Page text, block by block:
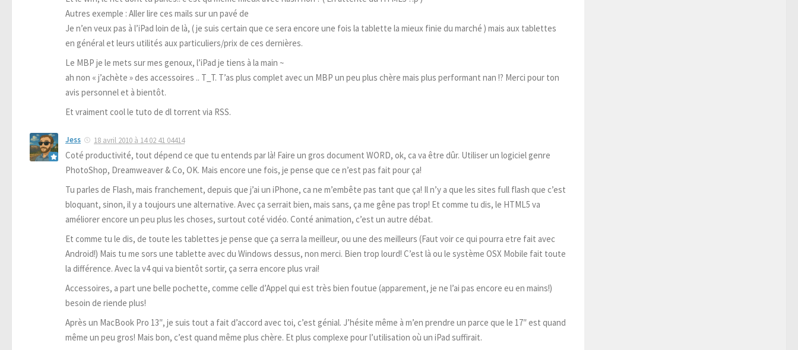
Autres exemple : Aller lire ces mails sur un pavé de
Je n’en veux pas à l’iPad loin de là, ( je suis certain que ce sera encore une fois la tablette la mieux finie du marché ) mais aux tablettes
en général et leurs utilités aux particuliers/prix de ces dernières.
Le MBP je le mets sur mes genoux, l’iPad je tiens à la main ~
ah non « j’achète » des accessoires .. T_T. T’as plus complet avec un MBP un peu plus chère mais plus performant nan !? Merci pour ton
avis personnel et à bientôt.
Et vraiment cool le tuto de dl torrent via RSS.
Jess 18 avril 2010 à 14 02 41 04414
Coté productivité, tout dépend ce que tu entends par là! Faire un gros document WORD, ok, ca va être dûr. Utiliser un logiciel genre
PhotoShop, Dreamweaver & Co, OK. Mais encore une fois, je pense que ce n’est pas fait pour ça!
Tu parles de Flash, mais franchement, depuis que j’ai un iPhone, ca ne m’embête pas tant que ça! Il n’y a que les sites full flash que c’est
bloquant, sinon, il y a toujours une alternative. Avec ça serrait bien, mais sans, ça me gêne pas trop! Et comme tu dis, le HTML5 va
améliorer encore un peu plus les choses, surtout coté vidéo. Conté animation, c’est un autre débat.
Et comme tu le dis, de toute les tablettes je pense que ça serra la meilleur, ou une des meilleurs (Faut voir ce qui pourra etre fait avec
Android!) Mais tu me sors une tablette avec du Windows dessus, non merci. Bien trop lourd! C’est là ou le système OSX Mobile fait toute
la différence. Avec la v4 qui va bientôt sortir, ça serra encore plus vrai!
Accessoires, a part une belle pochette, comme celle d’Appel qui est très bien foutue (apparement, je ne l’ai pas encore eu en mains!)
besoin de riende plus!
Après un MacBook Pro 13″, je suis tout a fait d’accord avec toi, c’est génial. J’hésite même à m’en prendre un parce que le 17″ est quand
même un peu gros! Mais bon, c’est quand même plus chère. Et plus complexe pour l’utilisation où un iPad suffirait.